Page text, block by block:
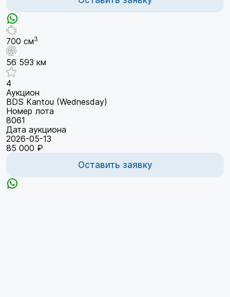
700 см3
56 593 км
4
Аукцион
BDS Kantou (Wednesday)
Номер лота
8061
Дата аукциона
2026-05-13
85 000 ₽
Оставить заявку